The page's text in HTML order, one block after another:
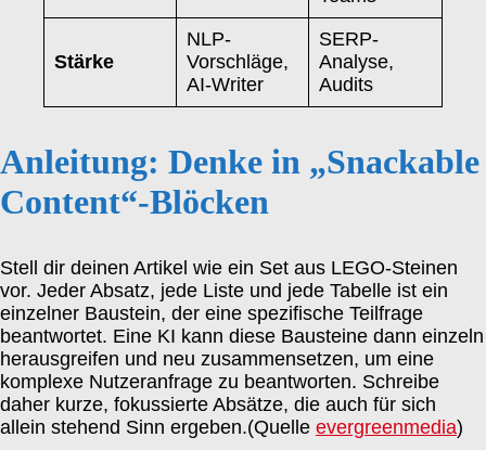
Stärke
NLP-
Vorschläge,
AI-Writer
SERP-
Analyse,
Audits
Anleitung: Denke in „Snackable
Content“-Blöcken
Stell dir deinen Artikel wie ein Set aus LEGO-Steinen
vor. Jeder Absatz, jede Liste und jede Tabelle ist ein
einzelner Baustein, der eine spezifische Teilfrage
beantwortet. Eine KI kann diese Bausteine dann einzeln
herausgreifen und neu zusammensetzen, um eine
komplexe Nutzeranfrage zu beantworten. Schreibe
daher kurze, fokussierte Absätze, die auch für sich
allein stehend Sinn ergeben.(Quelle evergreenmedia)